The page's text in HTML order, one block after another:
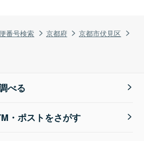
番号検索 京都府
京都市伏見区
べる
・ポストをさがす